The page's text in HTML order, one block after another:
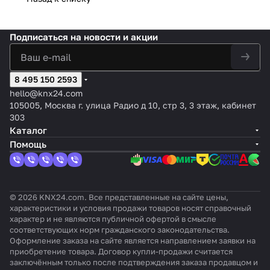
KNX
для
наст
енно
го
монт
ажа,
шамп
ань
Pres
enti
a
цве
т:
Чёр
Алю
евый
Чёрн
ый,
Лаки
рова
нный
оттено
й лак
Чёрны
к:
Глянце ый лак
ацит
ор
пр
ут
я
Подписаться на новости и акции
8 495 150 2593
hello@knx24.com
105005, Москва г. улица Радио д 10, стр 3, 3 этаж, кабинет
303
Каталог
Помощь
© 2026 KNX24.com. Все представленные на сайте цены,
характеристики и условия продажи товаров носят справочный
характер и не являются публичной офертой в смысле
соответствующих норм гражданского законодательства.
Оформление заказа на сайте является направлением заявки на
приобретение товара. Договор купли-продажи считается
заключённым только после подтверждения заказа продавцом и